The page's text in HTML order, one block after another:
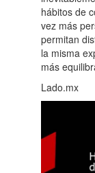
hábitos de
vez más
permitan
la misma
más
Lado.mx